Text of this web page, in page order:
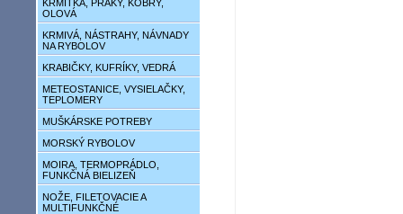
KRMÍTKA, PRAKY, KOBRY,
OLOVÁ
KRMIVÁ, NÁSTRAHY, NÁVNADY
NA RYBOLOV
KRABIČKY, KUFRÍKY, VEDRÁ
METEOSTANICE, VYSIELAČKY,
TEPLOMERY
MUŠKÁRSKE POTREBY
MORSKÝ RYBOLOV
MOIRA, TERMOPRÁDLO,
FUNKČNÁ BIELIZEŇ
NOŽE, FILETOVACIE A
MULTIFUNKČNÉ